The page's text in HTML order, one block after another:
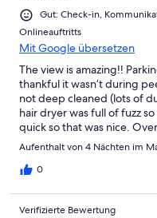
Gut: Check-in,
Onlineauftritts
Mit Google übersetzen
The view is amazing!!
thankful it wasn’t during
not deep cleaned (lots of
hair dryer was full of fuzz
quick so that was nice.
view the outdated decor
Aufenthalt von 4 Nächten im
0
Verifizierte Bewertung